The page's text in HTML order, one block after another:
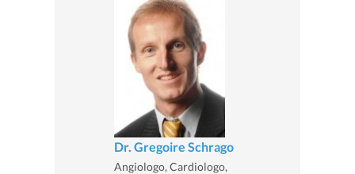
Dr. Gregoire Schrago
Angiologo, Cardiologo,